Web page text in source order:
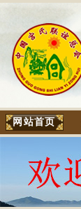
网站首页